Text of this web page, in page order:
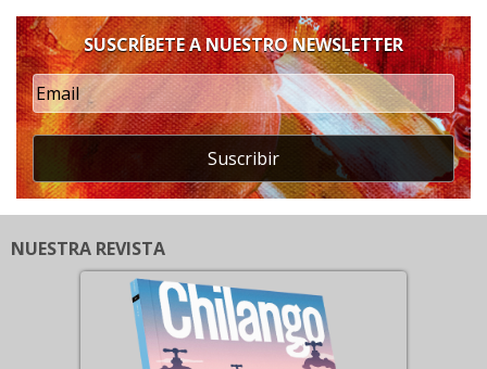
SUSCRÍBETE A NUESTRO NEWSLETTER
Suscribir
NUESTRA REVISTA